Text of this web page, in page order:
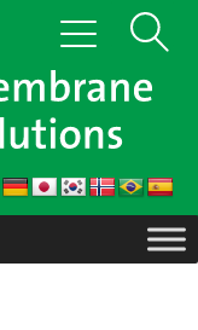
टॉगल
संचालित
करना
खोज
दिखाएँ